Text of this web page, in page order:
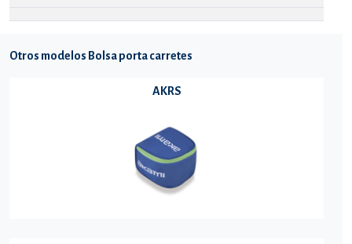
Otros modelos Bolsa porta carretes
AKRS